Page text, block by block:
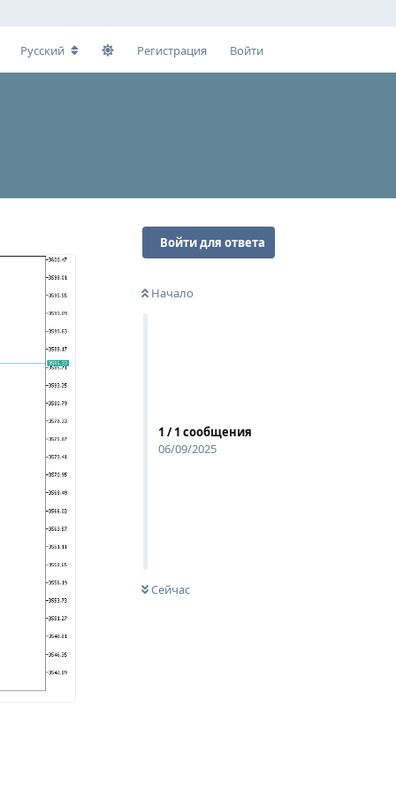
Русский Регистрация Войти
Войти для ответа
Начало
1 /1 сообщения
06/09/2025
Сейчас